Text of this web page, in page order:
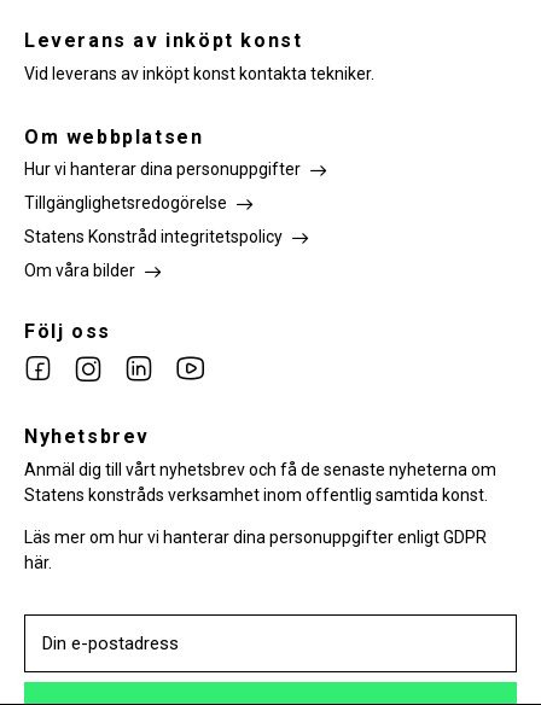
Leverans av inköpt konst
Vid leverans av inköpt konst kontakta tekniker.
Om webbplatsen
Hur vi hanterar dina personuppgifter
Tillgänglighetsredogörelse
Statens Konstråd integritetspolicy
Om våra bilder
Följ oss
facebookinstagramLinkedin
Nyhetsbrev
Anmäl dig till vårt nyhetsbrev och få de senaste nyheterna om
Statens konstråds verksamhet inom offentlig samtida konst.
Läs mer om hur vi hanterar dina personuppgifter enligt GDPR
här.